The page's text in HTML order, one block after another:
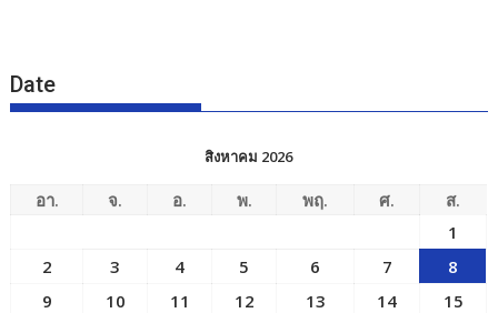
Date
สิงหาคม 2026
อา. จ. อ. พ. พฤ. ศ.
ส.
1
2
3 4 5 6 7
8
9
10 11 12 13 14
15